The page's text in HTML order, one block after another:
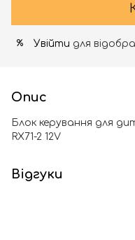
% Увійти для
Опис
Блок керування для
RX71-2 12V
Відгуки